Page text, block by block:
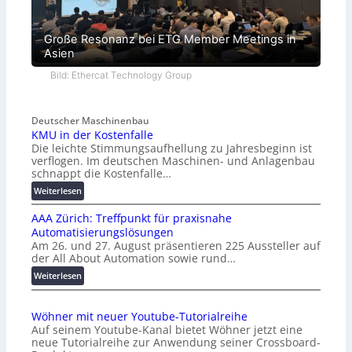
Große Resonanz bei ETG Member Meetings in
Asien
Bild: Ethercat Technology Group
Deutscher Maschinenbau
KMU in der Kostenfalle
Die leichte Stimmungsaufhellung zu Jahresbeginn ist
verflogen. Im deutschen Maschinen- und Anlagenbau
schnappt die Kostenfalle…
Weiterlesen:
K
M
U
i
n
d
e
K
o
s
AAA Zürich: Treffpunkt für praxisnahe
Automatisierungslösungen
Am 26. und 27. August präsentieren 225 Aussteller auf
der All About Automation sowie rund…
Weiterlesen:
A
A
Z
ü
Wöhner mit neuer Youtube-Tutorialreihe
Auf seinem Youtube-Kanal bietet Wöhner jetzt eine
neue Tutorialreihe zur Anwendung seiner Crossboard-